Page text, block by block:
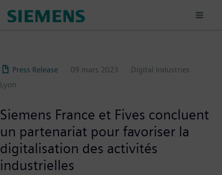
au
Press Release 09 mars 2023
Digital Industries
Lyon
Siemens France et Fives concluent
un partenariat pour favoriser la
digitalisation des activités
industrielles